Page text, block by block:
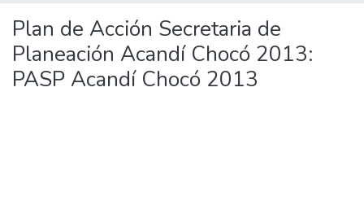
Plan de Acción Secretaria de
Planeación Acandí Chocó 2013:
PASP Acandí Chocó 2013